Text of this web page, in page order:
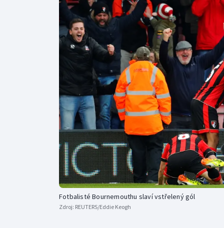
Curling
Dostihy
Florbal
Futsal
Golf
Gymnastika
Fotbalisté Bournemouthu slaví vstřelený gól
Zdroj: REUTERS/Eddie Keogh